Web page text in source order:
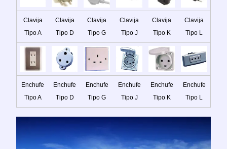
Clavija
Tipo A
Clavija
Tipo D
Clavija
Tipo G
Clavija
Tipo J
Clavija
Tipo K
Clavija
Tipo L
Enchufe
Tipo A
Enchufe
Tipo D
Enchufe
Tipo G
Enchufe
Tipo J
Enchufe
Tipo K
Enchufe
Tipo L